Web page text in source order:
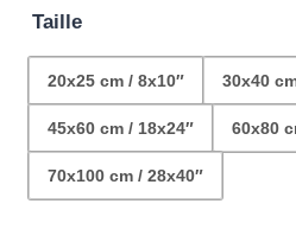
Taille
20x25 cm / 8x10″ 30x40
45x60 cm / 18x24″ 60x80
70x100 cm / 28x40″